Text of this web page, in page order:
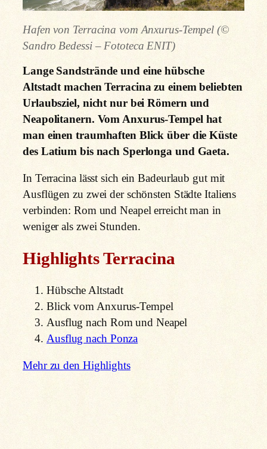
Hafen von Terracina vom Anxurus-Tempel (©
Sandro Bedessi – Fototeca ENIT)
Lange Sandstrände und eine hübsche
Altstadt machen Terracina zu einem beliebten
Urlaubsziel, nicht nur bei Römern und
Neapolitanern. Vom Anxurus-Tempel hat
man einen traumhaften Blick über die Küste
des Latium bis nach Sperlonga und Gaeta.
In Terracina lässt sich ein Badeurlaub gut mit
Ausflügen zu zwei der schönsten Städte Italiens
verbinden: Rom und Neapel erreicht man in
weniger als zwei Stunden.
Highlights Terracina
Hübsche Altstadt
Blick vom Anxurus-Tempel
Ausflug nach Rom und Neapel
Ausflug nach Ponza
Mehr zu den Highlights